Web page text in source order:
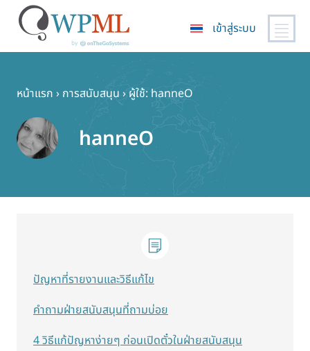
หลัก
เข้าสู่ระบบ
หน้าแรก › การสนับสนุน › ผู้ใช้: hanneO
hanneO
ปัญหาที่รายงานและวิธีแก้ไข
คำถามฝ่ายสนับสนุนที่ถามบ่อย
4 วิธีแก้ปัญหาง่ายๆ ก่อนเปิดตั๋วในฝ่ายสนับสนุน